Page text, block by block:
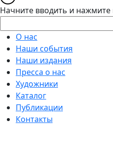
Начните вводить и нажмите
О нас
Наши события
Наши издания
Пресса о нас
Художники
Каталог
Публикации
Контакты